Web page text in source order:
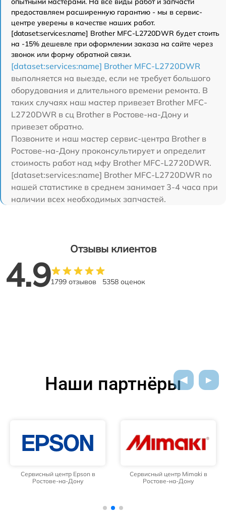
предоставляем расширенную гарантию - мы в сервис-
центре уверены в качестве наших работ.
[dataset:services:name] Brother MFC-L2720DWR будет стоить
на -15% дешевле при оформлении заказа на сайте через
звонок или форму обратной связи.
[dataset:services:name] Brother MFC-L2720DWR
выполняется на выезде, если не требует большого
оборудования и длительного времени ремонта. В
таких случаях наш мастер привезет Brother MFC-
L2720DWR в сц Brother в Ростове-на-Дону и
привезет обратно.
Позвоните и наш мастер сервис-центра Brother в
Ростове-на-Дону проконсультирует и определит
стоимость работ над мфу Brother MFC-L2720DWR.
[dataset:services:name] Brother MFC-L2720DWR по
нашей статистике в среднем занимает 3-4 часа при
наличии всех необходимых запчастей.
Отзывы клиентов
4.91799 отзывов 5358 оценок
Наши партнёры
Сервисный центр Epson в
Ростове-на-Дону
Сервисный центр Mimaki в
Ростове-на-Дону